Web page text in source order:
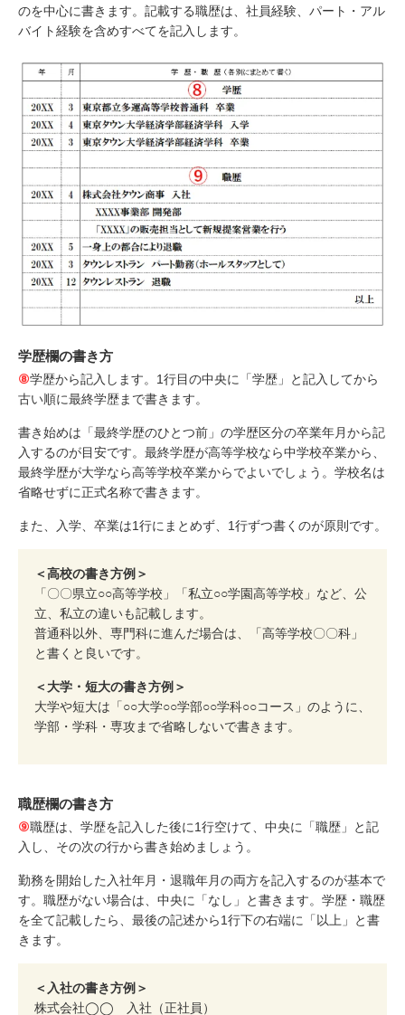
のを中心に書きます。記載する職歴は、社員経験、パート・アル
バイト経験を含めすべてを記入します。
学歴欄の書き方
⑧学歴から記入します。1行目の中央に「学歴」と記入してから
古い順に最終学歴まで書きます。
書き始めは「最終学歴のひとつ前」の学歴区分の卒業年月から記
入するのが目安です。最終学歴が高等学校なら中学校卒業から、
最終学歴が大学なら高等学校卒業からでよいでしょう。学校名は
省略せずに正式名称で書きます。
また、入学、卒業は1行にまとめず、1行ずつ書くのが原則です。
＜高校の書き方例＞
「〇〇県立○○高等学校」「私立○○学園高等学校」など、公
立、私立の違いも記載します。
普通科以外、専門科に進んだ場合は、「高等学校〇〇科」
と書くと良いです。
＜大学・短大の書き方例＞
大学や短大は「○○大学○○学部○○学科○○コース」のように、
学部・学科・専攻まで省略しないで書きます。
職歴欄の書き方
⑨職歴は、学歴を記入した後に1行空けて、中央に「職歴」と記
入し、その次の行から書き始めましょう。
勤務を開始した入社年月・退職年月の両方を記入するのが基本で
す。職歴がない場合は、中央に「なし」と書きます。学歴・職歴
を全て記載したら、最後の記述から1行下の右端に「以上」と書
きます。
＜入社の書き方例＞
株式会社◯◯ 入社（正社員）